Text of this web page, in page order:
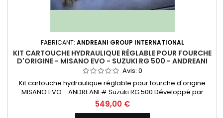
FABRICANT: ANDREANI GROUP INTERNATIONAL
KIT CARTOUCHE HYDRAULIQUE RÉGLABLE POUR FOURCHE
D'ORIGINE - MISANO EVO - SUZUKI RG 500 - ANDREANI
Avis: 0
Kit cartouche hydraulique réglable pour fourche d'origine
MISANO EVO - ANDREANI # Suzuki RG 500 Développé par
Andreani Group et équipé d'un système hydraulique
sophistiqué qui garantit des performances exceptionnelles
549,00 €